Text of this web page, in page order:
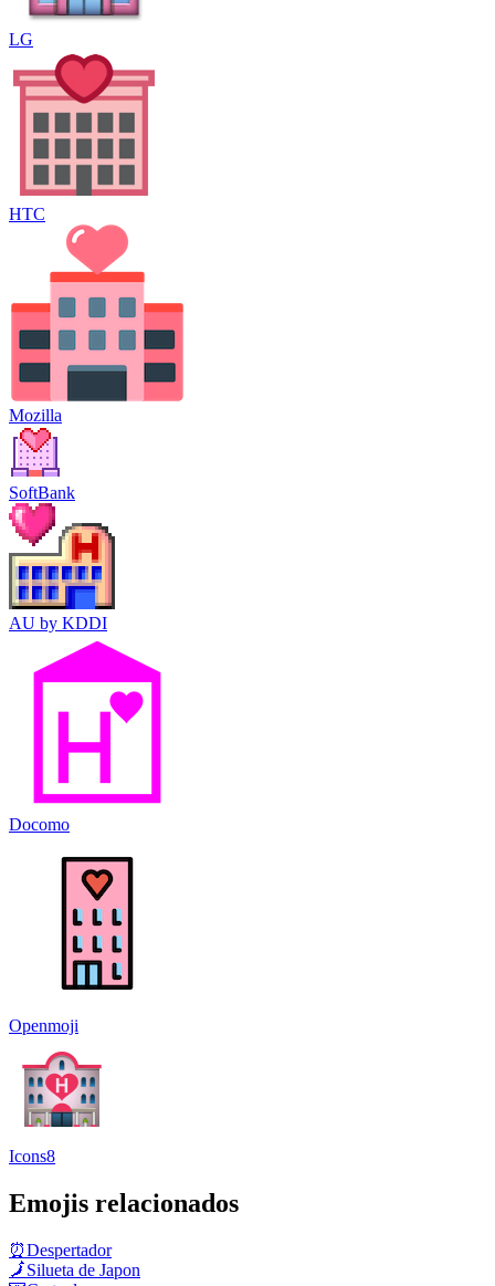
LG
HTC
Mozilla
SoftBank
AU by KDDI
Docomo
Openmoji
Icons8
Emojis relacionados
⏰Despertador
🗾Silueta de Japon